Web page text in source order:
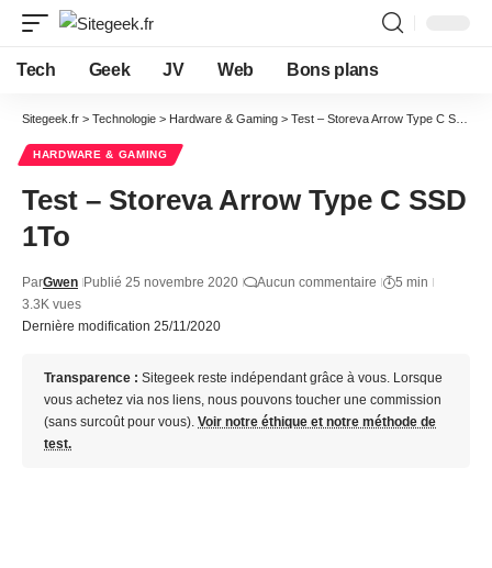
Tech Geek JV Web Bons plans
Sitegeek.fr > Technologie > Hardware & Gaming > Test – Storeva Arrow Type C SSD 1To
HARDWARE & GAMING
Test – Storeva Arrow Type C SSD
1To
Dernière modification 25/11/2020
ParGwen Publié 25 novembre 2020 Aucun commentaire
5 min
3.3K vues
Transparence : Sitegeek reste indépendant grâce à vous. Lorsque
vous achetez via nos liens, nous pouvons toucher une commission
(sans surcoût pour vous). Voir notre éthique et notre méthode de
test.